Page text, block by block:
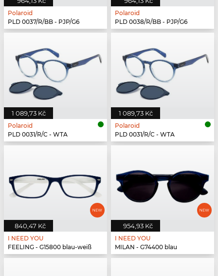
Polaroid
PLD 0037/R/BB - PJP/G6
Polaroid
PLD 0038/R/BB - PJP/G6
1 089,73 Kč
Polaroid
PLD 0031/R/C - WTA
1 089,73 Kč
Polaroid
PLD 0031/R/C - WTA
840,47 Kč
I NEED YOU
FEELING - G15800 blau-weiß
954,93 Kč
I NEED YOU
MILAN - G74400 blau